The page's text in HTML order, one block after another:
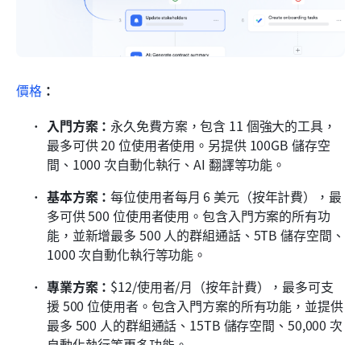
價格：
入門方案： 永久免費方案，包含 11 個強大的工具，
最多可供 20 位使用者使用。另提供 100GB 儲存空
間、1000 次自動化執行、AI 翻譯等功能。
基本方案：每位使用者每月 6 美元（按年計費），最
多可供 500 位使用者使用。包含入門方案的所有功
能，並新增最多 500 人的群組通話、5TB 儲存空間、
1000 次自動化執行等功能。
專業方案： $12/使用者/月（按年計費），最多可支
援 500 位使用者。包含入門方案的所有功能，並提供
最多 500 人的群組通話、15TB 儲存空間、50,000 次